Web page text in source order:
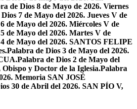
de Dios 8 de Mayo de 2026. Viernes
7 de Mayo del 2026. Jueves V de
de Mayo del 2026. Miércoles V de
de Mayo del 2026. Martes V de
de Mayo del 2026. SANTOS FELIPE
Palabra de Dios 3 de Mayo del 2026.
Palabra de Dios 2 de Mayo del
y Doctor de la Iglesia.Palabra
Memoria SAN JOSÉ
30 de Abril del 2026. SAN PÍO V,